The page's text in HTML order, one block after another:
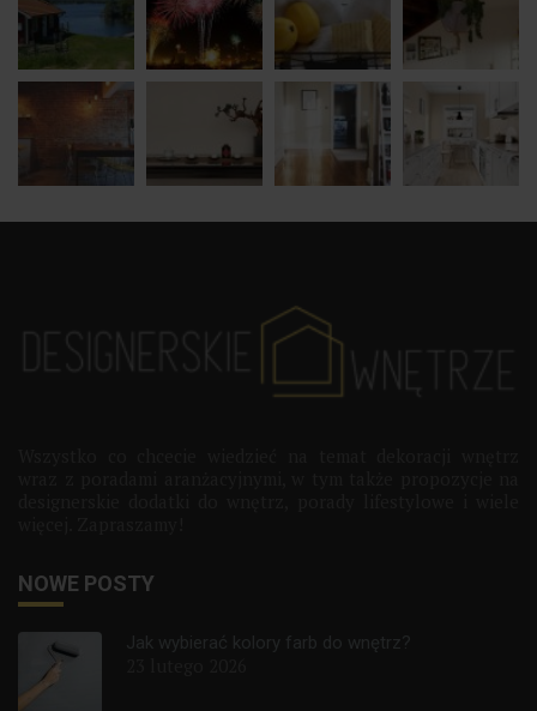
NOWE POSTY
Jak wybierać kolory farb do wnętrz?